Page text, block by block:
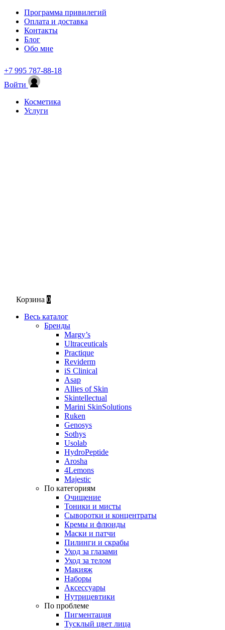
Программа привилегий
Оплата и доставка
Контакты
Блог
Обо мне
+7 995 787-88-18
Войти
Косметика
Услуги
Корзина 0
Весь каталог
Бренды
Margy’s
Ultraceuticals
Practique
Reviderm
iS Clinical
Asap
Allies of Skin
Skintellectual
Marini SkinSolutions
Ruken
Genosys
Sothys
Usolab
HydroPeptide
Arosha
4Lemons
Majestic
По категориям
Очищение
Тоники и мисты
Сыворотки и концентраты
Кремы и флюиды
Маски и патчи
Пилинги и скрабы
Уход за глазами
Уход за телом
Макияж
Наборы
Аксессуары
Нутрицевтики
По проблеме
Пигментация
Тусклый цвет лица